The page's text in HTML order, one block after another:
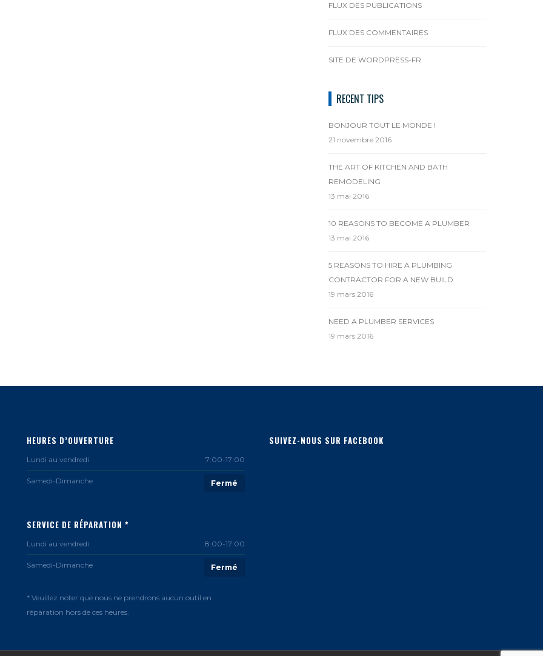
FLUX DES PUBLICATIONS
FLUX DES COMMENTAIRES
SITE DE WORDPRESS-FR
RECENT TIPS
BONJOUR TOUT LE MONDE !
21 novembre 2016
THE ART OF KITCHEN AND BATH
REMODELING
13 mai 2016
10 REASONS TO BECOME A PLUMBER
13 mai 2016
5 REASONS TO HIRE A PLUMBING
CONTRACTOR FOR A NEW BUILD
19 mars 2016
NEED A PLUMBER SERVICES
19 mars 2016
HEURES D’OUVERTURE
Lundi au vendredi 7:00-17:00
Samedi-Dimanche Fermé
SERVICE DE RÉPARATION *
Lundi au vendredi 8:00-17:00
Samedi-Dimanche Fermé
* Veuillez noter que nous ne prendrons aucun outil en
réparation hors de ces heures.
SUIVEZ-NOUS SUR FACEBOOK